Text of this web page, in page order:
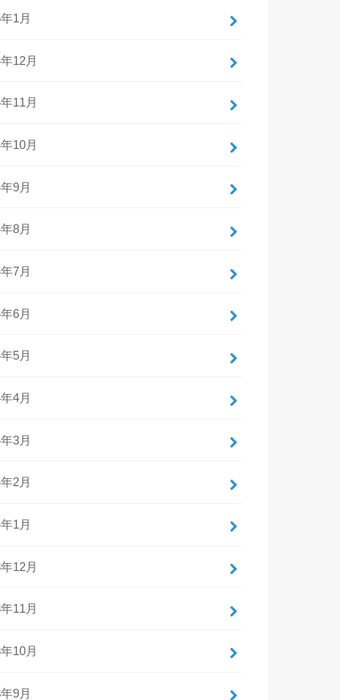
1月
12月
11月
10月
9月
8月
7月
6月
5月
4月
3月
2月
1月
12月
11月
10月
9月